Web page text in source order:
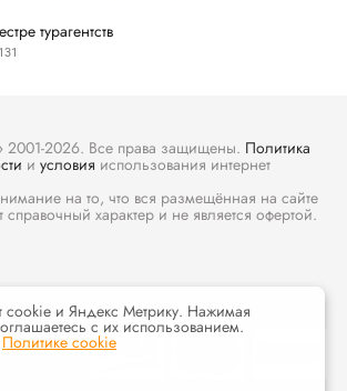
турагентств
2026. Все права защищены. Политика
и условия использования интернет
на то, что вся размещённая на сайте
характер и не является офертой.
cookie и Яндекс Метрику. Нажимая
с их использованием.
Политике cookie